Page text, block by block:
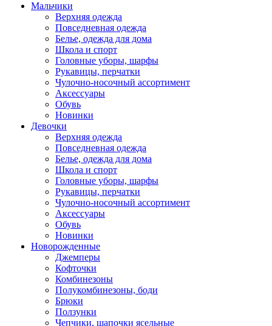
Мальчики
Верхняя одежда
Повседневная одежда
Белье, одежда для дома
Школа и спорт
Головные уборы, шарфы
Рукавицы, перчатки
Чулочно-носочный ассортимент
Аксессуары
Обувь
Новинки
Девочки
Верхняя одежда
Повседневная одежда
Белье, одежда для дома
Школа и спорт
Головные уборы, шарфы
Рукавицы, перчатки
Чулочно-носочный ассортимент
Аксессуары
Обувь
Новинки
Новорожденные
Джемперы
Кофточки
Комбинезоны
Полукомбинезоны, боди
Брюки
Ползунки
Чепчики, шапочки ясельные